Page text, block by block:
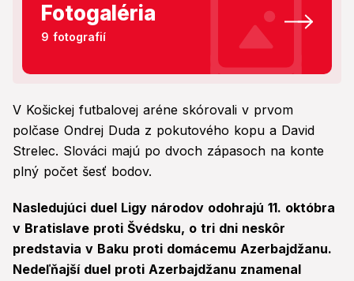
Fotogaléria
9 fotografií
V Košickej futbalovej aréne skórovali v prvom
polčase Ondrej Duda z pokutového kopu a David
Strelec. Slováci majú po dvoch zápasoch na konte
plný počet šesť bodov.
Nasledujúci duel Ligy národov odohrajú 11. októbra
v Bratislave proti Švédsku, o tri dni neskôr
predstavia v Baku proti domácemu Azerbajdžanu.
Nedeľňajší duel proti Azerbajdžanu znamenal